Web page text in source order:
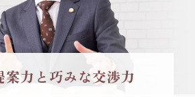
案力と 巧みな交渉力